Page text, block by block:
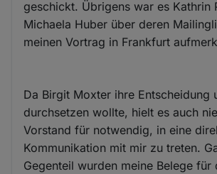
geschickt. Übrigens war es Kathrin
Michaela Huber über deren
meinen Vortrag in Frankfurt
Da Birgit Moxter ihre Entscheidung
durchsetzen wollte, hielt es auch
Vorstand für notwendig, in eine
Kommunikation mit mir zu treten.
Gegenteil wurden meine Belege für